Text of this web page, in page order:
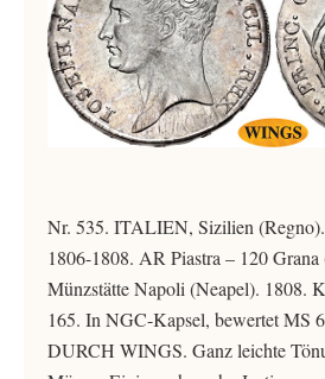
Nr. 535. ITALIEN, Sizilien
1806-1808. AR Piastra – 120
Münzstätte Napoli (Neapel). 1808.
165. In NGC-Kapsel, bewertet MS
DURCH WINGS. Ganz leichte